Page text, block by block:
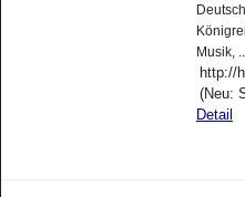
Musik,
http://
(Neu:
Detail